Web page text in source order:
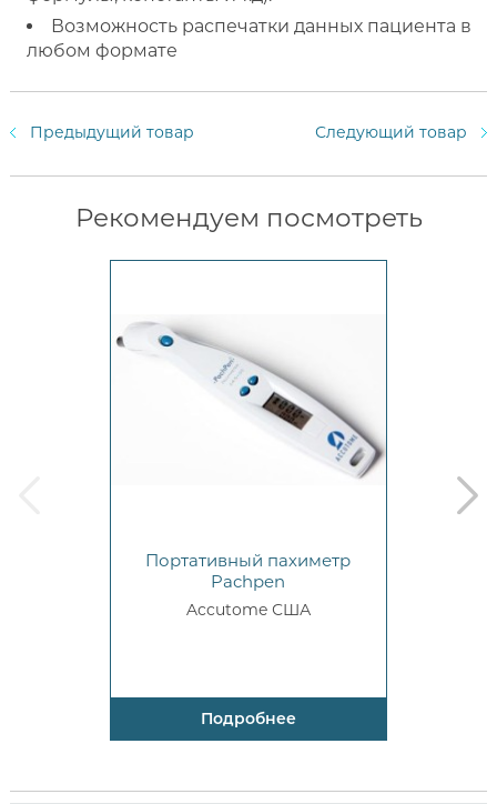
Возможность распечатки данных пациента в
любом формате
Предыдущий товар Следующий товар
Рекомендуем посмотреть
Портативный пахиметр
Pachpen
Accutome США
Подробнее
next